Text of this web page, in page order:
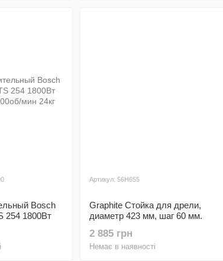
Bosch
254 1800Вт
Артикул: 56H655
Graphite Стойка для дрели,
диаметр 423 мм, шаг 60 мм.
2 885 грн
Немає в наявності